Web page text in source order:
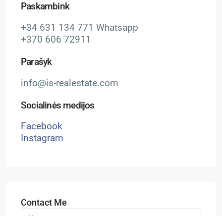
Paskambink
+34 631 134 771 Whatsapp
+370 606 72911
Parašyk
info@is-realestate.com
Socialinės medijos
Facebook
Instagram
Contact Me